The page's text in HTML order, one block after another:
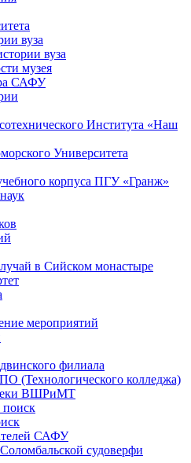
вуза
вуза
музея
САФУ
Института «Наш
Университета
корпуса ПГУ «Гранж»
в Сийском монастыре
мероприятий
филиала
(Технологического колледжа)
ВШРиМТ
поиск
САФУ
судоверфи